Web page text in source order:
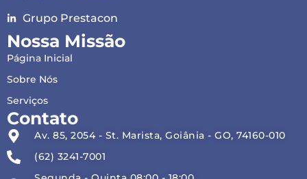
Grupo Prestacon
Nossa Missão
Página Inicial
Sobre Nós
Serviços
Contato
Av. 85, 2054 - St. Marista, Goiânia - GO, 74160-010
(62) 3241-7001